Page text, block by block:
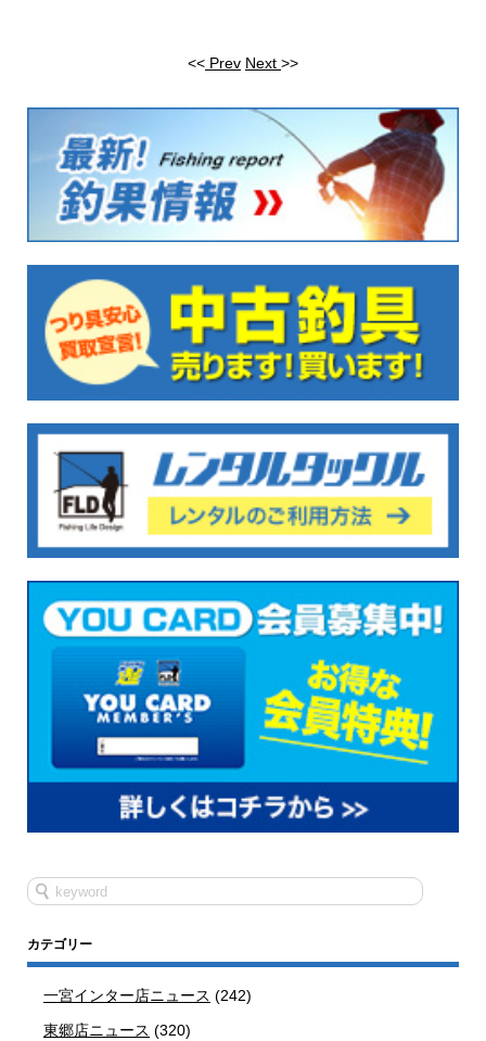
<< Prev Next >>
カテゴリー
一宮インター店ニュース (242)
東郷店ニュース (320)